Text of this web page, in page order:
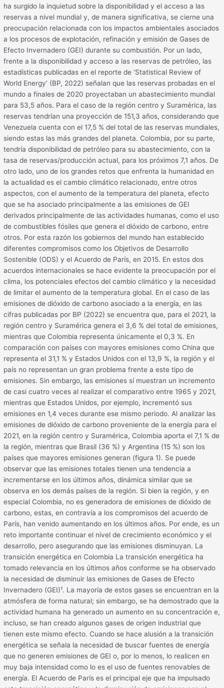
ha surgido la inquietud sobre la disponibilidad y el acceso a las
reservas a nivel mundial y, de manera significativa, se cierne una
preocupación relacionada con los impactos ambientales asociados
a los procesos de explotación, refinación y emisión de Gases de
Efecto Invernadero (GEI) durante su combustión. Por un lado,
frente a la disponibilidad y acceso a las reservas de petróleo, las
estadísticas publicadas en el reporte de ‘Statistical Review of
World Energy’ (BP, 2022) señalan que las reservas probadas en el
mundo a finales de 2020 proyectaban un abastecimiento mundial
para 53,5 años. Para el caso de la región centro y Suramérica, las
reservas tendrían una proyección de 151,3 años, considerando que
Venezuela cuenta con el 17,5 % del total de las reservas mundiales,
siendo estas las más grandes del planeta. Colombia, por su parte,
tendría disponibilidad de petróleo para su abastecimiento, con la
tasa de reservas/producción actual, para los próximos 7,1 años. De
otro lado, uno de los grandes retos que enfrenta la humanidad en
la actualidad es el cambio climático relacionado, entre otros
aspectos, con el aumento de la temperatura del planeta, efecto
que se ha asociado principalmente a las emisiones de GEI
derivados principalmente de las actividades humanas, como el uso
de combustibles fósiles que genera el dióxido de carbono, entre
otros. Por esta razón los gobiernos del mundo han establecido
diferentes compromisos como los Objetivos de Desarrollo
Sostenible (ODS) y el Acuerdo de París, en 2015. En estos dos
acuerdos internacionales se hace evidente la preocupación por el
clima, los potenciales efectos del cambio climático y la necesidad
de limitar el aumento de la temperatura global. En el caso de las
emisiones de dióxido de carbono asociado a la energía, en las
cifras publicadas por BP (2022) se encuentra que, para el 2021, la
región centro y Suramérica genera el 3,6 % del total de emisiones,
mientras que Colombia representa únicamente el 0,3 %. En
comparación con países con mayores emisiones como China que
representa el 31,1 % y Estados Unidos con el 13,9 %, la región y el
país no representan un gran problema frente a este tipo de
emisiones. Sin embargo, las emisiones sí muestran un incremento
de casi cuatro veces al realizar el comparativo entre 1965 y 2021,
mientras que Estados Unidos, por ejemplo, incrementó sus
emisiones en 1,4 veces durante ese mismo periodo. Al analizar las
emisiones de dióxido de carbono proveniente de la energía para el
2021, en la región centro y Suramérica, Colombia aporta el 7,1 % de
la región, mientras que Brasil (36 %) y Argentina (15 %) son los
países que mayores emisiones generan (figura 1). Se puede
observar que las emisiones totales tienen una tendencia a
incrementarse en los últimos años, dinámica similar que se
observa en los demás países de la región. Si bien la región, y en
especial Colombia, no es generadora de emisiones de dióxido de
carbono, estas, en contravía a los compromisos del acuerdo de
París, han venido aumentando en los últimos años. Por ende, es un
reto importante continuar el nivel de crecimiento económico y el
desarrollo, pero asegurando que las emisiones disminuyan. La
transición energética en Colombia La transición energética ha
tomado relevancia en los últimos años conforme se ha observado
la necesidad de disminuir las emisiones de Gases de Efecto
Invernadero (GEI)¹. La mayoría de estos gases se encuentran en la
atmósfera de forma natural; sin embargo, se ha demostrado que la
actividad humana ha generado un aumento en su concentración e,
incluso, se han creado algunos gases de origen industrial que
tienen este mismo efecto. Cuando se hace alusión a la transición
energética se señala la necesidad de buscar fuentes de energía
que no generen emisiones de GEI o, por lo menos, lo realicen en
muy baja intensidad como lo es el uso de fuentes renovables de
energía. El Acuerdo de París es el principal eje que ha impulsado